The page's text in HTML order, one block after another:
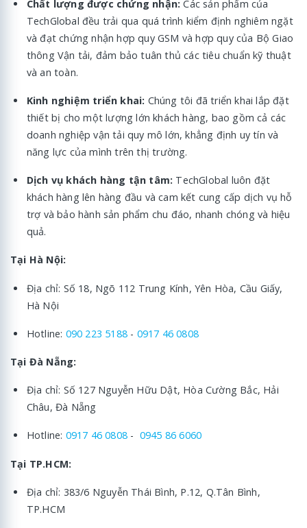
Chất lượng được chứng nhận: Các sản phẩm của
TechGlobal đều trải qua quá trình kiểm định nghiêm ngặt
và đạt chứng nhận hợp quy GSM và hợp quy của Bộ Giao
thông Vận tải, đảm bảo tuân thủ các tiêu chuẩn kỹ thuật
và an toàn.
Kinh nghiệm triển khai: Chúng tôi đã triển khai lắp đặt
thiết bị cho một lượng lớn khách hàng, bao gồm cả các
doanh nghiệp vận tải quy mô lớn, khẳng định uy tín và
năng lực của mình trên thị trường.
Dịch vụ khách hàng tận tâm: TechGlobal luôn đặt
khách hàng lên hàng đầu và cam kết cung cấp dịch vụ hỗ
trợ và bảo hành sản phẩm chu đáo, nhanh chóng và hiệu
quả.
Tại Hà Nội:
Địa chỉ: Số 18, Ngõ 112 Trung Kính, Yên Hòa, Cầu Giấy,
Hà Nội
Hotline: 090 223 5188 - 0917 46 0808
Tại Đà Nẵng:
Địa chỉ: Số 127 Nguyễn Hữu Dật, Hòa Cường Bắc, Hải
Châu, Đà Nẵng
Hotline: 0917 46 0808 - 0945 86 6060
Tại TP.HCM:
Địa chỉ: 383/6 Nguyễn Thái Bình, P.12, Q.Tân Bình,
TP.HCM